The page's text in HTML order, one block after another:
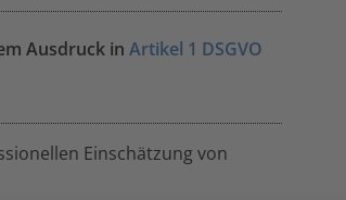
Ausdruck in Artikel 1 DSGVO
Einschätzung von